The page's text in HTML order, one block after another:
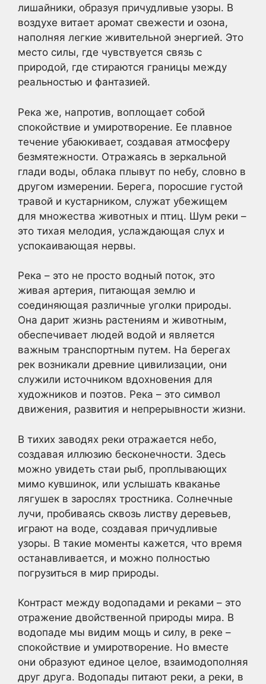
лишайники, образуя причудливые узоры. В
воздухе витает аромат свежести и озона,
наполняя легкие живительной энергией. Это
место силы, где чувствуется связь с
природой, где стираются границы между
реальностью и фантазией.
Река же, напротив, воплощает собой
спокойствие и умиротворение. Ее плавное
течение убаюкивает, создавая атмосферу
безмятежности. Отражаясь в зеркальной
глади воды, облака плывут по небу, словно в
другом измерении. Берега, поросшие густой
травой и кустарником, служат убежищем
для множества животных и птиц. Шум реки –
это тихая мелодия, услаждающая слух и
успокаивающая нервы.
Река – это не просто водный поток, это
живая артерия, питающая землю и
соединяющая различные уголки природы.
Она дарит жизнь растениям и животным,
обеспечивает людей водой и является
важным транспортным путем. На берегах
рек возникали древние цивилизации, они
служили источником вдохновения для
художников и поэтов. Река – это символ
движения, развития и непрерывности жизни.
В тихих заводях реки отражается небо,
создавая иллюзию бесконечности. Здесь
можно увидеть стаи рыб, проплывающих
мимо кувшинок, или услышать кваканье
лягушек в зарослях тростника. Солнечные
лучи, пробиваясь сквозь листву деревьев,
играют на воде, создавая причудливые
узоры. В такие моменты кажется, что время
останавливается, и можно полностью
погрузиться в мир природы.
Контраст между водопадами и реками – это
отражение двойственной природы мира. В
водопаде мы видим мощь и силу, в реке –
спокойствие и умиротворение. Но вместе
они образуют единое целое, взаимодополняя
друг друга. Водопады питают реки, а реки, в